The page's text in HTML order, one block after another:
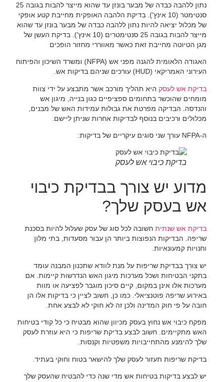
נתון ללהבה כבדה של מבער בונזן עד שהוא מייצר להבות בגובה 25
סנטימטר (10 אינץ'). בדיקת הלהבה האופקית מחייבת קטע אופקי
של מכלול יציאה להיות נתון ללהבה כבדה של מבער בונזן עד שהוא
מייצר להבות בגובה 25 סנטימטרים (10 אינץ'). בדיקת העשן של
מגן הטיוטה מחייבת זאת כאשר מאווררי מחזור הופכים
האגודה הלאומית להגנה מפני אש (NFPA) ומשרד השיכון והפיתוח
העירוני האמריקאי (HUD) עורכים שניהם בדיקות אש.
בדיקת אש לעסק היא תהליך מורכב אשר מתבצע על ידי צוות
מומחים שהוכשר בתחומים ספציפיים כגון בנייה, מיגון אש
והנדסה. הבדיקה מפרטת את גבולות עמידות האש של מבנים,
מכלולים ורכיבים בנוסף לבדיקות אחרות שניתן ליישם.
ה-NFPA עורך שני סוגים עיקריים של בדיקות:
בדיקת כיבוי אש לעסק
מדוע יש צורך בבדיקת כיבוי
אש בעסק שלך?
בדיקת אש שנתית חשובה לכל סוג של עסק שעלול להיות בסכנת
שריפה. הבדיקות הנפוצות ביותר הן עבור מסעדות, בתי מלון
וחנויות קמעונאיות.
יש צורך בבדיקת שריפות על מנת לוודא שתכנון המבנה עומד
בתקני הבטיחות ושכל מערכות מיגון האש הנדרשות קיימות. אם
מערכות אלו אינן במקום, קיים סיכון מוגבר לפציעה או מוות
באירוע שריפה פוטנציאלי. כמו כן, חשוב לציין כי בדיקות אלו הן
חובה על פי חוק המדינה ולכן זה לא חוקי לא לבצע אחת.
מפקח כיבוי אש נחוץ בעסק מכיוון שהוא מבטיח כי כל קודי בטיחות
האש מתקיימים. חשוב לבצע בדיקת שריפות כי היא עוזרת לעסק
שלך להימנע מהתחייבויות משפטיות וקנסות.
בדיקת שריפות תעזור לעסק שלך להישאר בטוח וחוקי בעתיד.
יש לבצע בדיקות בטיחות אש מדי שנה כדי להבטיח שהעסק שלך